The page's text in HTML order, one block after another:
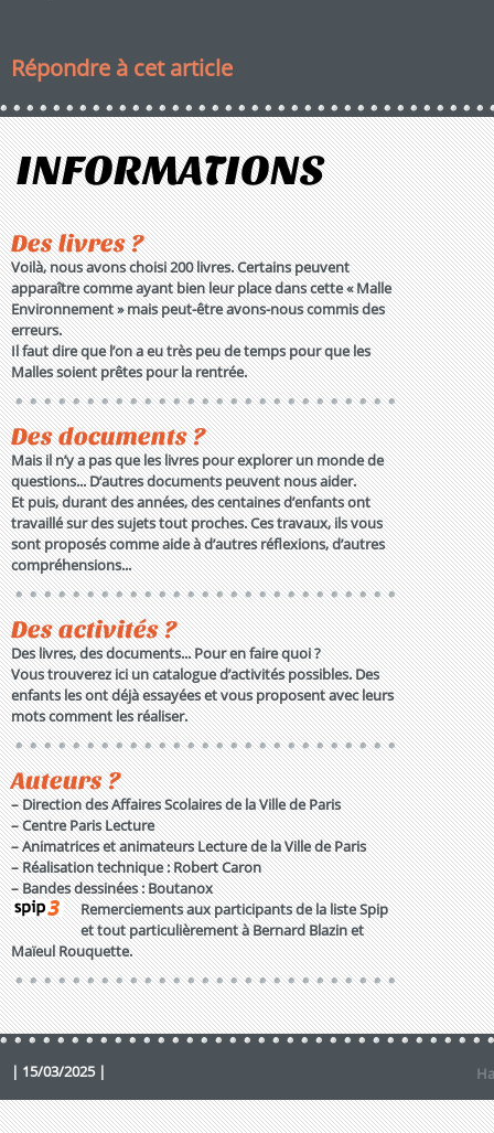
Répondre à cet article
INFORMATIONS
Des livres ?
Voilà, nous avons choisi 200 livres. Certains peuvent
apparaître comme ayant bien leur place dans cette « Malle
Environnement » mais peut-être avons-nous commis des
erreurs.
Il faut dire que l’on a eu très peu de temps pour que les
Malles soient prêtes pour la rentrée.
Des documents ?
Mais il n’y a pas que les livres pour explorer un monde de
questions... D’autres documents peuvent nous aider.
Et puis, durant des années, des centaines d’enfants ont
travaillé sur des sujets tout proches. Ces travaux, ils vous
sont proposés comme aide à d’autres réflexions, d’autres
compréhensions...
Des activités ?
Des livres, des documents... Pour en faire quoi ?
Vous trouverez ici un catalogue d’activités possibles. Des
enfants les ont déjà essayées et vous proposent avec leurs
mots comment les réaliser.
Auteurs ?
–Direction des Affaires Scolaires de la Ville de Paris
–Centre Paris Lecture
–Animatrices et animateurs Lecture de la Ville de Paris
–Réalisation technique : Robert Caron
–Bandes dessinées : Boutanox
Remerciements aux participants de la liste Spip
et tout particulièrement à Bernard Blazin et
Maïeul Rouquette.
| 15/03/2025 |